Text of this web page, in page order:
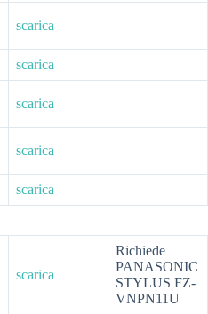
scarica
scarica
scarica
scarica
scarica
scarica
Richiede
PANASONIC
STYLUS FZ-
VNPN11U